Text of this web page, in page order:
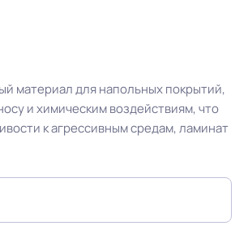
материал для напольных покрытий,
и химическим воздействиям, что
к агрессивным средам, ламинат